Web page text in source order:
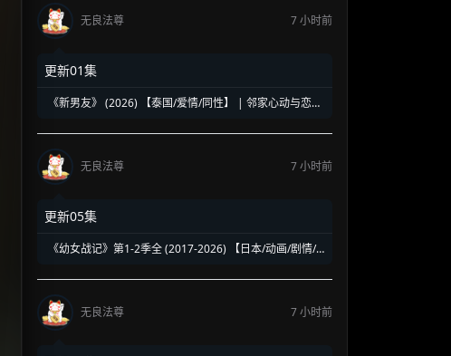
无良法尊 7 小时前
更新01集
《新男友》 (2026) 【泰国/爱情/同性】 | 邻家心动与恋爱
无良法尊 7 小时前
更新05集
《幼女战记》第1-2季全 (2017-2026) 【日本/动画/剧情/
异世界神作
无良法尊
7 小时前